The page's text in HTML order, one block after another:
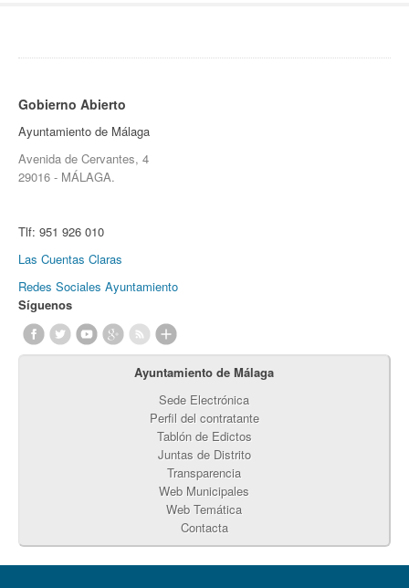
Gobierno Abierto
Ayuntamiento de Málaga
Avenida de Cervantes, 4
29016 - MÁLAGA.
Tlf: 951 926 010
Las Cuentas Claras
Redes Sociales Ayuntamiento
Síguenos
Ayuntamiento de Málaga
Sede Electrónica
Perfil del contratante
Tablón de Edictos
Juntas de Distrito
Transparencia
Web Municipales
Web Temática
Contacta